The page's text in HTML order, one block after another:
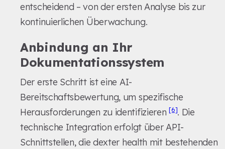
entscheidend – von der ersten Analyse bis zur
kontinuierlichen Überwachung.
Anbindung an Ihr
Dokumentationssystem
Der erste Schritt ist eine AI-
Bereitschaftsbewertung, um spezifische
Herausforderungen zu identifizieren[6]. Die
technische Integration erfolgt über API-
Schnittstellen, die dexter health mit bestehenden